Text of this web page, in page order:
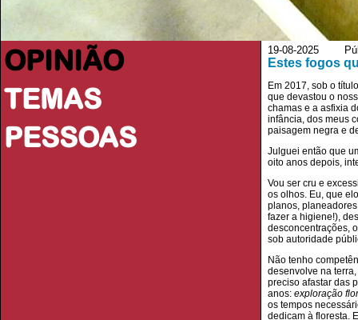
OPINIÃO
TEMAS
PESSOAS
19-08-2025
Estes fogos
Em 2017, sob o
que devastou o
chamas e a asfixia
infância, dos meus
paisagem negra e
Julguei então que
oito anos depois,
Vou ser cru e
os olhos. Eu, que
planos,
fazer a higiene!),
desconcentrações,
sob autoridade
Não tenho
desenvolve na
preciso afastar das
anos: exploração
os tempos
dedicam à floresta.